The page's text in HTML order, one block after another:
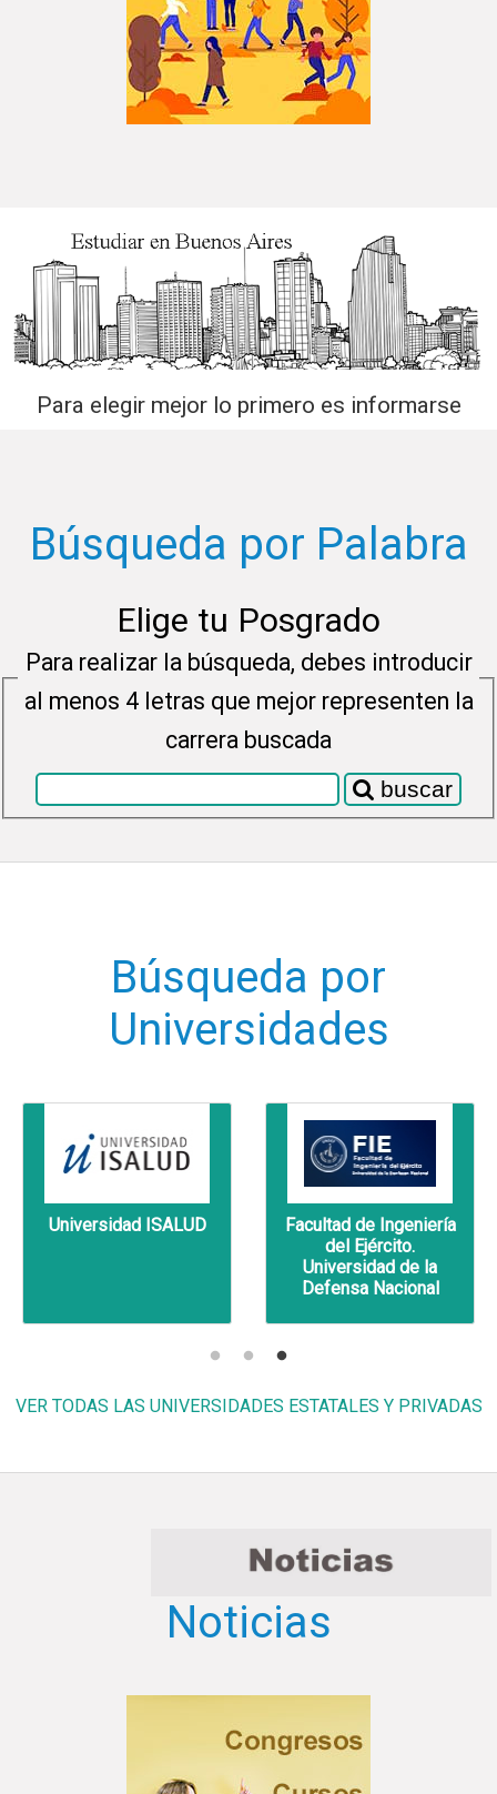
Para elegir mejor lo primero es informarse
Búsqueda por Palabra
Elige tu Posgrado
Para realizar la búsqueda, debes introducir
al menos 4 letras que mejor representen la
carrera buscada
buscar
Búsqueda por
Universidades
Universidad ISALUD
Facultad de Ingeniería
del Ejército.
Universidad de la
Defensa Nacional
VER TODAS LAS UNIVERSIDADES ESTATALES Y PRIVADAS
Noticias